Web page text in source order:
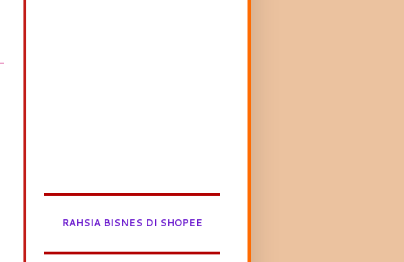
RAHSIA BISNES DI SHOPEE